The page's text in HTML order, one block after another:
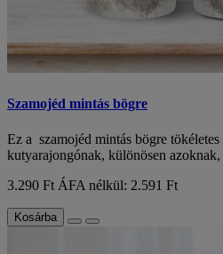
Szamojéd mintás bögre
Ez a szamojéd mintás bögre tökéletes
kutyarajongónak, különösen
3.290 Ft ÁFA nélkül: 2.591 Ft
Kosárba